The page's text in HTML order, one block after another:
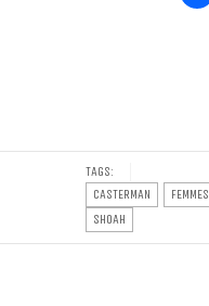
TAGS:
CASTERMAN
FEMMES
SHOAH